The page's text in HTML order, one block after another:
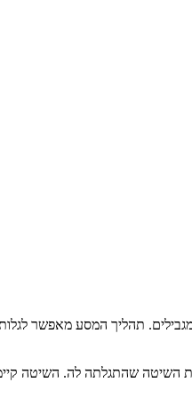
תהליך המסע מאפשר
השיטה שהתגלתה לה. השיטה